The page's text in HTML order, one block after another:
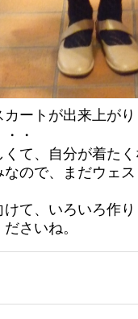
カートが出来上が
・
くて、自分が着た
なので、まだウェ
けて、いろいろ作
さいね。